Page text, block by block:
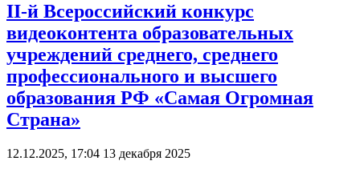
II-й Всероссийский конкурс
видеоконтента образовательных
учреждений среднего, среднего
профессионального и высшего
образования РФ «Самая Огромная
Страна»
12.12.2025, 17:04 13 декабря 2025